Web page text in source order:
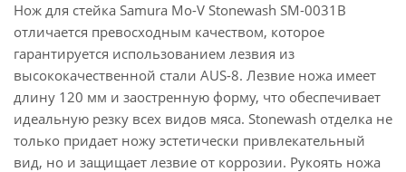
Нож для стейка Samura Mo-V Stonewash SM-0031B
отличается превосходным качеством, которое
гарантируется использованием лезвия из
высококачественной стали AUS-8. Лезвие ножа имеет
длину 120 мм и заостренную форму, что обеспечивает
идеальную резку всех видов мяса. Stonewash отделка не
только придает ножу эстетически привлекательный
вид, но и защищает лезвие от коррозии. Рукоять ножа